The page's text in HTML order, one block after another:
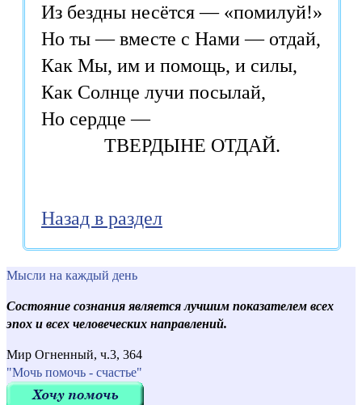
Из бездны несётся — «помилуй!»
Но ты — вместе с Нами — отдай,
Как Мы, им и помощь, и силы,
Как Солнце лучи посылай,
Но сердце —
	     ТВЕРДЫНЕ ОТДАЙ.
Назад в раздел
Мысли на каждый день
Состояние сознания является лучшим показателем всех
эпох и всех человеческих направлений.
Мир Огненный, ч.3, 364
"Мочь помочь - счастье"